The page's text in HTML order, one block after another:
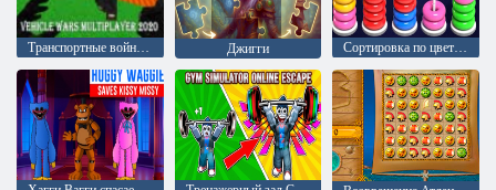
Транспортные войны Мультиплеер 2020 Джигги Сортировка по цвету обручей